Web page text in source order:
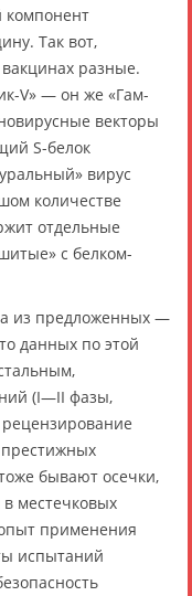
компонент
Так вот,
разные.
V» — он же «Гам-
векторы
S-белок
вирус
количестве
отдельные
с белком-
из предложенных —
данных по этой
(I—II фазы,
бывают осечки,
местечковых
применения
испытаний